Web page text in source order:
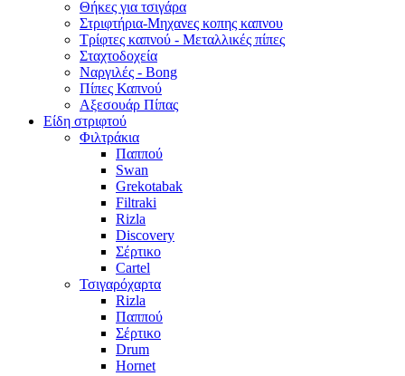
Θήκες για τσιγάρα
Στριφτήρια-Μηχανες κοπης καπνου
Τρίφτες καπνού - Μεταλλικές πίπες
Σταχτοδοχεία
Ναργιλές - Bong
Πίπες Καπνού
Αξεσουάρ Πίπας
Είδη στριφτού
Φιλτράκια
Παππού
Swan
Grekotabak
Filtraki
Rizla
Discovery
Σέρτικο
Cartel
Τσιγαρόχαρτα
Rizla
Παππού
Σέρτικο
Drum
Hornet